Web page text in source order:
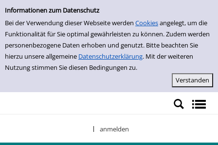
Einfache Suche
Informationen zum Datenschutz
Bei der Verwendung dieser Webseite werden Cookiesangelegt, um die
Funktionalität für Sie optimal gewährleisten zu können. Zudem werden
personenbezogene Daten erhoben und genutzt. Bitte beachten Sie
hierzu unsere allgemeine Datenschutzerklärung. Mit der weiteren
Nutzung stimmen Sie diesen Bedingungen zu.
Zur Trefferliste springen
anmelden